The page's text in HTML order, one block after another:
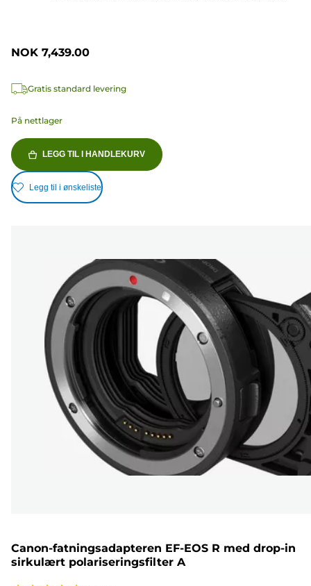
NOK 7,439.00
Gratis standard levering
På nettlager
LEGG TIL I HANDLEKURV
Legg til i ønskeliste
Canon-fatningsadapteren EF-EOS R med drop-in
sirkulært polariseringsfilter A